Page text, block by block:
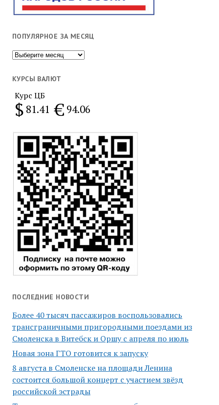
ПОПУЛЯРНОЕ ЗА МЕСЯЦ
Популярное
месяц
КУРСЫ ВАЛЮТ
Курс ЦБ
$ 81.41 € 94.06
ПОСЛЕДНИЕ НОВОСТИ
Более 40 тысяч пассажиров воспользовались
трансграничными пригородными поездами из
Смоленска в Витебск и Оршу с апреля по июль
Новая зона ГТО готовится к запуску
8 августа в Смоленске на площади Ленина
состоится большой концерт с участием звёзд
российской эстрады